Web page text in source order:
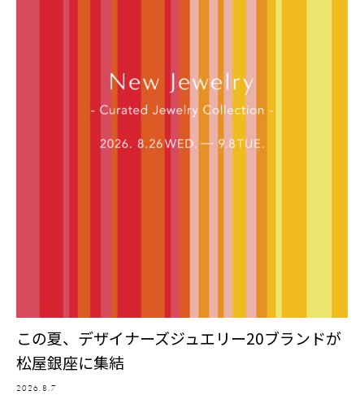
この夏、デザイナーズジュエリー20ブランドが
松屋銀座に集結
2026.8.7